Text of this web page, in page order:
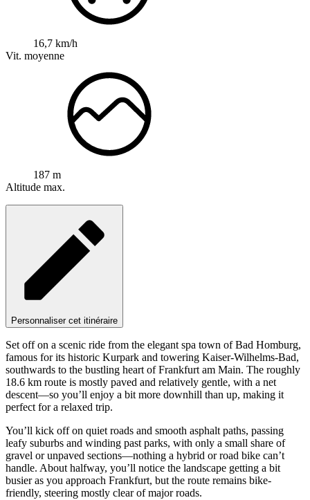
16,7 km/h
Vit. moyenne
187 m
Altitude max.
Personnaliser cet itinéraire
Set off on a scenic ride from the elegant spa town of Bad Homburg,
famous for its historic Kurpark and towering Kaiser-Wilhelms-Bad,
southwards to the bustling heart of Frankfurt am Main. The roughly
18.6 km route is mostly paved and relatively gentle, with a net
descent—so you’ll enjoy a bit more downhill than up, making it
perfect for a relaxed trip.
You’ll kick off on quiet roads and smooth asphalt paths, passing
leafy suburbs and winding past parks, with only a small share of
gravel or unpaved sections—nothing a hybrid or road bike can’t
handle. About halfway, you’ll notice the landscape getting a bit
busier as you approach Frankfurt, but the route remains bike-
friendly, steering mostly clear of major roads.